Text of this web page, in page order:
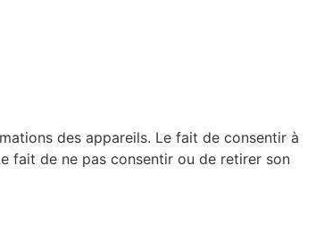
des appareils. Le fait de consentir à
fait de ne pas consentir ou de retirer son